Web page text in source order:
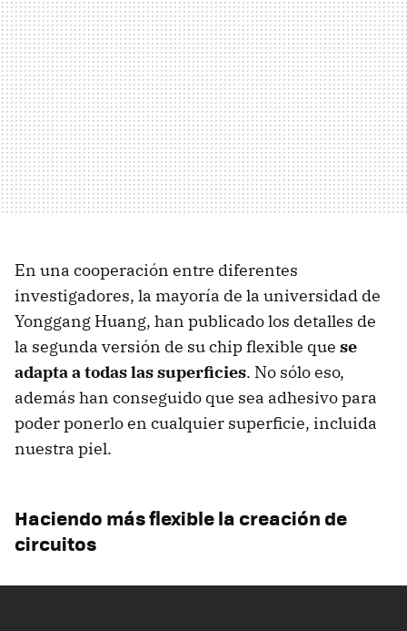
En una cooperación entre diferentes
investigadores, la mayoría de la universidad de
Yonggang Huang, han publicado los detalles de
la segunda versión de su chip flexible que se
adapta a todas las superficies. No sólo eso,
además han conseguido que sea adhesivo para
poder ponerlo en cualquier superficie, incluida
nuestra piel.
Haciendo más flexible la creación de
circuitos